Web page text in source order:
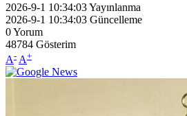
2026-9-1 10:34:03Yayınlanma
2026-9-1 10:34:03 Güncelleme
0Yorum
48784 Gösterim
A- A+